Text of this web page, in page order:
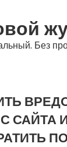
Без
САЙТА